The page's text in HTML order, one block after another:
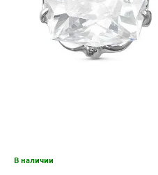
В наличии